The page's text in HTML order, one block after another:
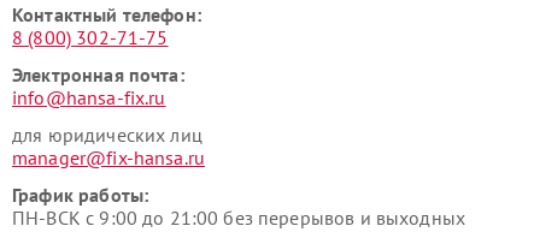
Контактный телефон:
8 (800) 302-71-75
Электронная почта:
info@hansa-fix.ru
для юридических лиц
manager@fix-hansa.ru
График работы:
ПН-ВСК с 9:00 до 21:00 без перерывов и выходных